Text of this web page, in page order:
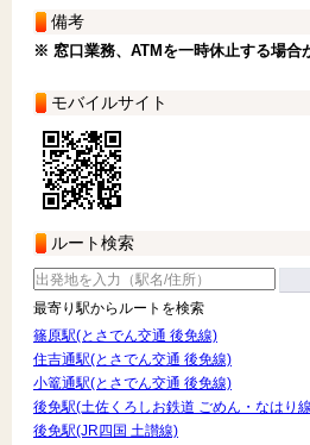
備考
※ 窓口業務、ATMを一時休止する場合
モバイルサイト
ルート検索
最寄り駅からルートを検索
篠原駅(とさでん交通 後免線)
住吉通駅(とさでん交通 後免線)
小篭通駅(とさでん交通 後免線)
後免駅(土佐くろしお鉄道 ごめん・なはり
後免駅(JR四国 土讃線)